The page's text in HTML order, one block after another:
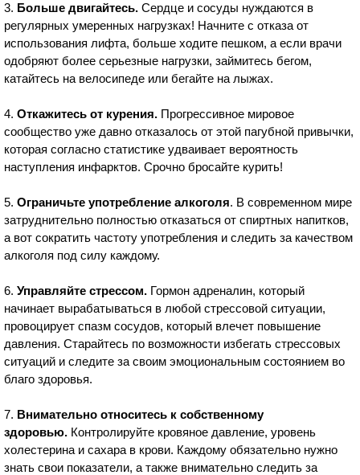
3. Больше двигайтесь. Сердце и сосуды нуждаются в
регулярных умеренных нагрузках! Начните с отказа от
использования лифта, больше ходите пешком, а если врачи
одобряют более серьезные нагрузки, займитесь бегом,
катайтесь на велосипеде или бегайте на лыжах.
4.Откажитесь от курения. Прогрессивное мировое
сообщество уже давно отказалось от этой пагубной привычки,
которая согласно статистике удваивает вероятность
наступления инфарктов. Срочно бросайте курить!
5.Ограничьте употребление алкоголя. В современном мире
затруднительно полностью отказаться от спиртных напитков,
а вот сократить частоту употребления и следить за качеством
алкоголя под силу каждому.
6.Управляйте стрессом. Гормон адреналин, который
начинает вырабатываться в любой стрессовой ситуации,
провоцирует спазм сосудов, который влечет повышение
давления. Старайтесь по возможности избегать стрессовых
ситуаций и следите за своим эмоциональным состоянием во
благо здоровья.
7. Внимательно относитесь к собственному
здоровью. Контролируйте кровяное давление, уровень
холестерина и сахара в крови. Каждому обязательно нужно
знать свои показатели, а также внимательно следить за